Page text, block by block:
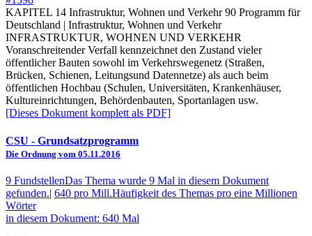
KAPITEL 14 Infrastruktur, Wohnen und Verkehr 90 Programm für
Deutschland | Infrastruktur, Wohnen und Verkehr
INFRASTRUKTUR, WOHNEN UND VERKEHR
Voranschreitender Verfall kennzeichnet den Zustand vieler
öffentlicher Bauten sowohl im Verkehrswegenetz (Straßen,
Brücken, Schienen, Leitungsund Datennetze) als auch beim
öffentlichen Hochbau (Schulen, Universitäten, Krankenhäuser,
Kultureinrichtungen, Behördenbauten, Sportanlagen usw.
[Dieses Dokument komplett als PDF]
CSU - Grundsatzprogramm
Die Ordnung vom 05.11.2016
9 FundstellenDas Thema wurde 9 Mal in diesem Dokument
gefunden.| 640 pro Mill.Häufigkeit des Themas pro eine Millionen
Wörter
in diesem Dokument: 640 Mal